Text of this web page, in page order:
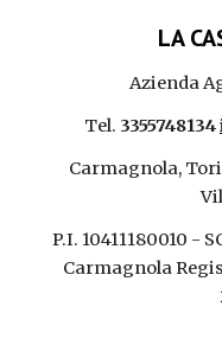
LA
Azienda
Tel. 3355748134
Carmagnola,
P.I. 10411180010 -
Carmagnola